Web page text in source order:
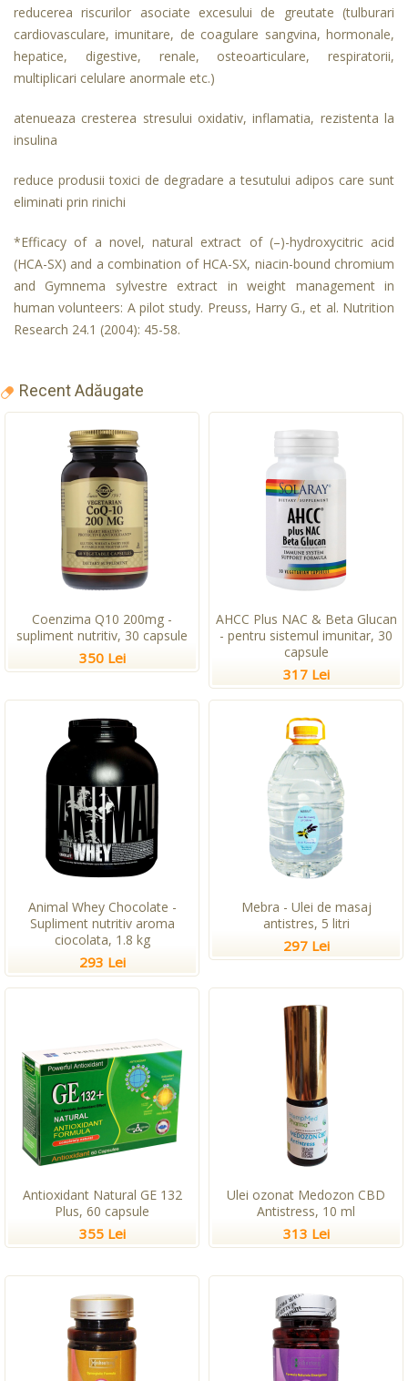
reducerea riscurilor asociate excesului de greutate (tulburari
cardiovasculare, imunitare, de coagulare sangvina, hormonale,
hepatice, digestive, renale, osteoarticulare, respiratorii,
multiplicari celulare anormale etc.)
atenueaza cresterea stresului oxidativ, inflamatia, rezistenta la
insulina
reduce produsii toxici de degradare a tesutului adipos care sunt
eliminati prin rinichi
*Efficacy of a novel, natural extract of (–)-hydroxycitric acid
(HCA-SX) and a combination of HCA-SX, niacin-bound chromium
and Gymnema sylvestre extract in weight management in
human volunteers: A pilot study. Preuss, Harry G., et al. Nutrition
Research 24.1 (2004): 45-58.
Recent Adăugate
Coenzima Q10 200mg -
supliment nutritiv, 30 capsule
350 Lei
AHCC Plus NAC & Beta Glucan
- pentru sistemul imunitar, 30
capsule
317 Lei
Animal Whey Chocolate -
Supliment nutritiv aroma
ciocolata, 1.8 kg
293 Lei
Mebra - Ulei de masaj
antistres, 5 litri
297 Lei
Antioxidant Natural GE 132
Plus, 60 capsule
355 Lei
Ulei ozonat Medozon CBD
Antistress, 10 ml
313 Lei